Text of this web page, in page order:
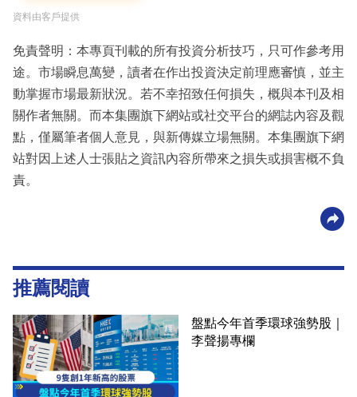
資料由客戶提供
免責聲明：本專頁刊載的所有投資分析技巧，只可作參考用
途。市場瞬息萬變，讀者在作出投資決定前理應審慎，並主
動掌握市場最新狀況。若不幸招致任何損失，概與本刊及相
關作者無關。而本集團旗下網站或社交平台的網誌內容及觀
點，僅屬筆者個人意見，與新傳媒立場無關。本集團旗下網
站對因上述人士張貼之資訊內容所帶來之損失或損害概不負
責。
推薦閱讀
盤點今年首季環球強勢股｜
李聲揚專欄